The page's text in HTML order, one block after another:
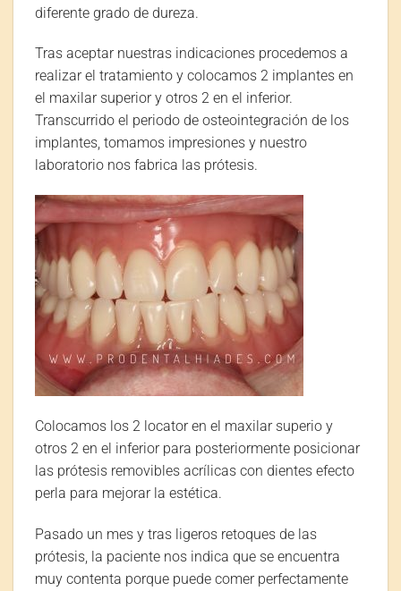
diferente grado de dureza.
Tras aceptar nuestras indicaciones procedemos a
realizar el tratamiento y colocamos 2 implantes en
el maxilar superior y otros 2 en el inferior.
Transcurrido el periodo de osteointegración de los
implantes, tomamos impresiones y nuestro
laboratorio nos fabrica las prótesis.
Colocamos los 2 locator en el maxilar superio y
otros 2 en el inferior para posteriormente posicionar
las prótesis removibles acrílicas con dientes efecto
perla para mejorar la estética.
Pasado un mes y tras ligeros retoques de las
prótesis, la paciente nos indica que se encuentra
muy contenta porque puede comer perfectamente